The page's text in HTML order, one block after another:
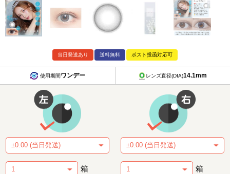
当日発送あり 送料無料 ポスト投函対応可
使用期間ワンデー レンズ直径(DIA)14.1mm
箱 箱